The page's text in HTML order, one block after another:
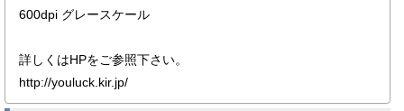
600dpi グレースケール
詳しくはHPをご参照下さい。
http://youluck.kir.jp/